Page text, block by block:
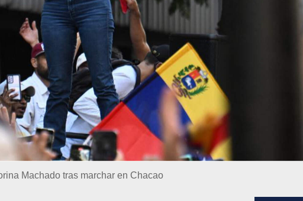
Machado tras marchar en Chacao